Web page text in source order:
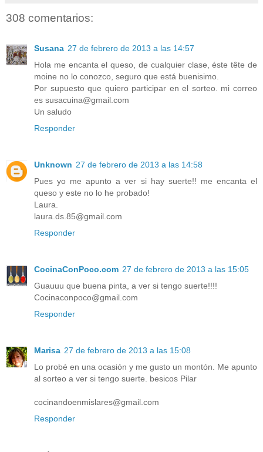
308 comentarios:
Susana 27 de febrero de 2013 a las 14:57
Hola me encanta el queso, de cualquier clase, éste tête de
moine no lo conozco, seguro que está buenisimo.
Por supuesto que quiero participar en el sorteo. mi correo
es susacuina@gmail.com
Un saludo
Responder
Unknown 27 de febrero de 2013 a las 14:58
Pues yo me apunto a ver si hay suerte!! me encanta el
queso y este no lo he probado!
Laura.
laura.ds.85@gmail.com
Responder
CocinaConPoco.com 27 de febrero de 2013 a las 15:05
Guauuu que buena pinta, a ver si tengo suerte!!!!
Cocinaconpoco@gmail.com
Responder
Marisa 27 de febrero de 2013 a las 15:08
Lo probé en una ocasión y me gusto un montón. Me apunto
al sorteo a ver si tengo suerte. besicos Pilar
cocinandoenmislares@gmail.com
Responder